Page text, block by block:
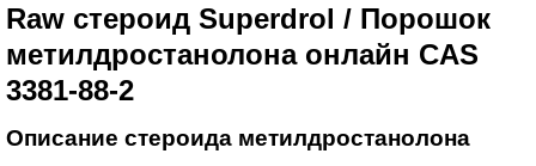
Raw стероид Superdrol / Порошок
метилдростанолона онлайн CAS
3381-88-2
Описание стероида метилдростанолона